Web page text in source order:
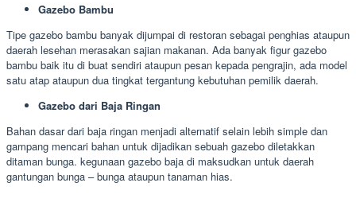
Gazebo Bambu
Tipe gazebo bambu banyak dijumpai di restoran sebagai penghias ataupun
daerah lesehan merasakan sajian makanan. Ada banyak figur gazebo
bambu baik itu di buat sendiri ataupun pesan kepada pengrajin, ada model
satu atap ataupun dua tingkat tergantung kebutuhan pemilik daerah.
Gazebo dari Baja Ringan
Bahan dasar dari baja ringan menjadi alternatif selain lebih simple dan
gampang mencari bahan untuk dijadikan sebuah gazebo diletakkan
ditaman bunga. kegunaan gazebo baja di maksudkan untuk daerah
gantungan bunga – bunga ataupun tanaman hias.